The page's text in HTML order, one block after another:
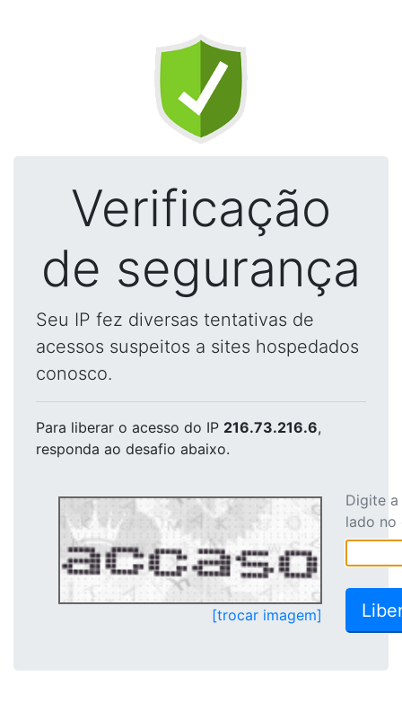
Verificação
de segurança
Seu IP fez diversas tentativas de
acessos suspeitos a sites hospedados
conosco.
Para liberar o acesso do IP 216.73.216.6,
responda ao desafio abaixo.
[trocar imagem]
Digite
lado no